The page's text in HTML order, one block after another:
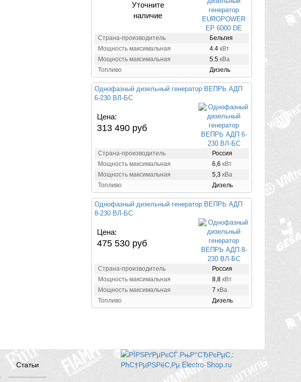
Уточните
наличие
Страна-производитель
Бельгия
Мощность максимальная
4.4 кВт
Мощность максимальная
5.5 кВа
Топливо
Дизель
Однофазный дизельный генератор ВЕПРЬ АДП
6-230 ВЛ-БС
Цена:
313 490 руб
Страна-производитель
Россия
Мощность максимальная
6,6 кВт
Мощность максимальная
5,3 кВа
Топливо
Дизель
Однофазный дизельный генератор ВЕПРЬ АДП
8-230 ВЛ-БС
Цена:
475 530 руб
Страна-производитель
Россия
Мощность максимальная
8,8 кВт
Мощность максимальная
7 кВа
Топливо
Дизель
Статьи